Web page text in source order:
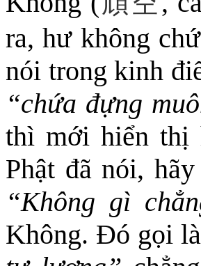
ra, hư không
nói trong kinh
“chứa đựng
thì mới hiển thị
Phật đã nói,
“Không gì
Không. Đó gọi là